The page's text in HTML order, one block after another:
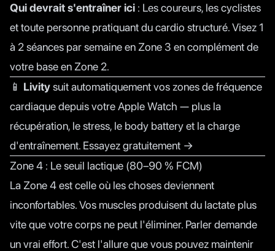
Qui devrait s'entraîner ici : Les coureurs, les cyclistes
et toute personne pratiquant du cardio structuré. Visez 1
à 2 séances par semaine en Zone 3 en complément de
votre base en Zone 2.
📱 Livitysuit automatiquement vos zones de fréquence
cardiaque depuis votre Apple Watch — plus la
récupération, le stress, le body battery et la charge
d'entraînement. Essayez gratuitement →
Zone 4 : Le seuil lactique (80–90 % FCM)
La Zone 4 est celle où les choses deviennent
inconfortables. Vos muscles produisent du lactate plus
vite que votre corps ne peut l'éliminer. Parler demande
un vrai effort. C'est l'allure que vous pouvez maintenir